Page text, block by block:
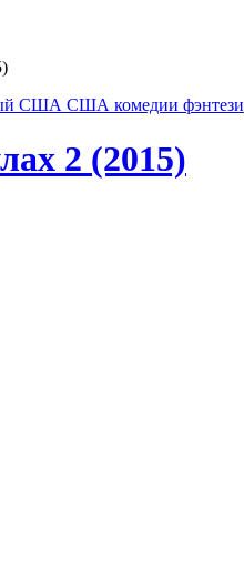
США США комедии фэнтези
2 (2015)